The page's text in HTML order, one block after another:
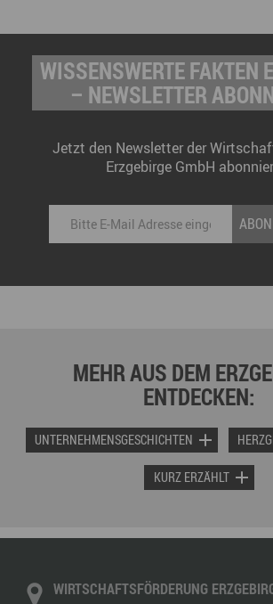
WISSENSWERTE FAKTEN
– NEWSLETTER
Jetzt den Newsletter der
Erzgebirge GmbH
MEHR AUS DEM
ENTDECKEN:
UNTERNEHMENSGESCHICHTEN
KURZ ERZÄHLT
WIRTSCHAFTSFÖRDERUNG